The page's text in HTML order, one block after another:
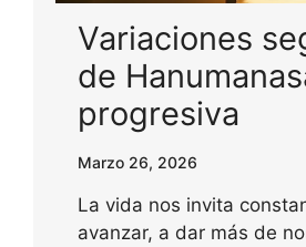
Variaciones
de
progresiva
Marzo 26, 2026
La vida nos invita
avanzar, a dar más de